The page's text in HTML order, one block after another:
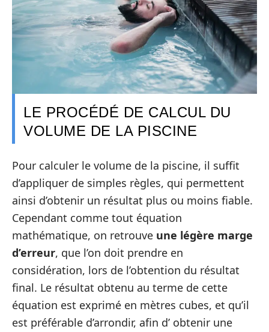
LE PROCÉDÉ DE CALCUL DU
VOLUME DE LA PISCINE
Pour calculer le volume de la piscine, il suffit
d’appliquer de simples règles, qui permettent
ainsi d’obtenir un résultat plus ou moins fiable.
Cependant comme tout équation
mathématique, on retrouve une légère marge
d’erreur, que l’on doit prendre en
considération, lors de l’obtention du résultat
final. Le résultat obtenu au terme de cette
équation est exprimé en mètres cubes, et qu’il
est préférable d’arrondir, afin d’ obtenir une